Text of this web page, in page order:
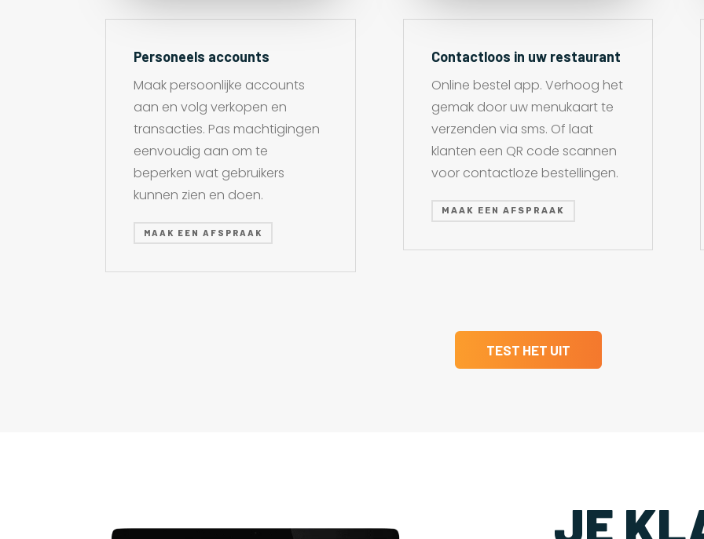
Personeels accounts
Maak persoonlijke accounts
aan en volg verkopen en
transacties. Pas machtigingen
eenvoudig aan om te
beperken wat gebruikers
kunnen zien en doen.
MAAK EEN AFSPRAAK
Contactloos in uw restaurant
Online bestel app. Verhoog het
gemak door uw menukaart te
verzenden via sms. Of laat
klanten een QR code scannen
voor contactloze bestellingen.
MAAK EEN AFSPRAAK
TEST HET UIT
JE